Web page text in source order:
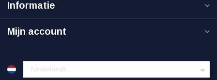
Informatie
Mijn account